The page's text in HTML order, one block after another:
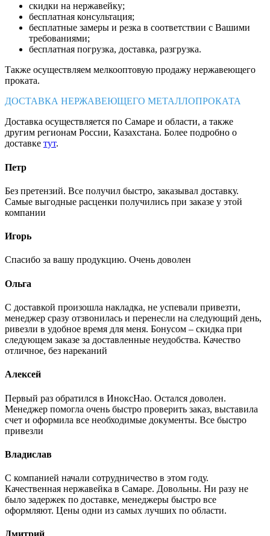
скидки на нержавейку;
бесплатная консультация;
бесплатные замеры и резка в соответствии с Вашими
требованиями;
бесплатная погрузка, доставка, разгрузка.
Также осуществляем мелкооптовую продажу нержавеющего
проката.
ДОСТАВКА НЕРЖАВЕЮЩЕГО МЕТАЛЛОПРОКАТА
Доставка осуществляется по Самаре и области, а также
другим регионам России, Казахстана. Более подробно о
доставке тут.
Петр
Без претензий. Все получил быстро, заказывал доставку.
Самые выгодные расценки получились при заказе у этой
компании
Игорь
Спасибо за вашу продукцию. Очень доволен
Ольга
С доставкой произошла накладка, не успевали привезти,
менеджер сразу отзвонилась и перенесли на следующий день,
ривезли в удобное время для меня. Бонусом – скидка при
следующем заказе за доставленные неудобства. Качество
отличное, без нареканий
Алексей
Первый раз обратился в ИноксНао. Остался доволен.
Менеджер помогла очень быстро проверить заказ, выставила
счет и оформила все необходимые документы. Все быстро
привезли
Владислав
С компанией начали сотрудничество в этом году.
Качественная нержавейка в Самаре. Довольны. Ни разу не
было задержек по доставке, менеджеры быстро все
оформляют. Цены одни из самых лучших по области.